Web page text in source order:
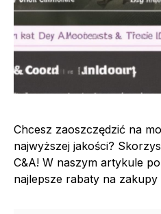
Chcesz zaoszczędzić na
najwyższej jakości?
C&A! W naszym artykule
najlepsze rabaty na zakupy